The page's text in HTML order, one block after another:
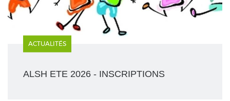
ACTUALITÉS
ALSH ETE 2026 - INSCRIPTIONS